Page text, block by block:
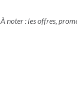
À noter : les offres,